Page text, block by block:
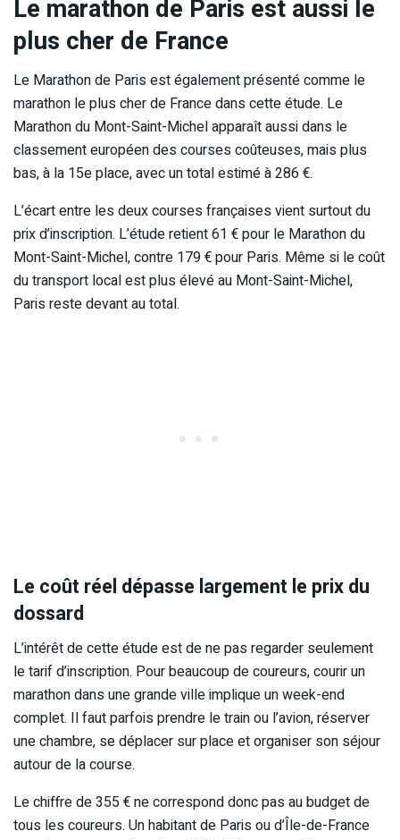
Le marathon de Paris est aussi le
plus cher de France
Le Marathon de Paris est également présenté comme le
marathon le plus cher de France dans cette étude. Le
Marathon du Mont-Saint-Michel apparaît aussi dans le
classement européen des courses coûteuses, mais plus
bas, à la 15e place, avec un total estimé à 286 €.
L’écart entre les deux courses françaises vient surtout du
prix d’inscription. L’étude retient 61 € pour le Marathon du
Mont-Saint-Michel, contre 179 € pour Paris. Même si le coût
du transport local est plus élevé au Mont-Saint-Michel,
Paris reste devant au total.
Le coût réel dépasse largement le prix du
dossard
L’intérêt de cette étude est de ne pas regarder seulement
le tarif d’inscription. Pour beaucoup de coureurs, courir un
marathon dans une grande ville implique un week-end
complet. Il faut parfois prendre le train ou l’avion, réserver
une chambre, se déplacer sur place et organiser son séjour
autour de la course.
Le chiffre de 355 € ne correspond donc pas au budget de
tous les coureurs. Un habitant de Paris ou d’Île-de-France